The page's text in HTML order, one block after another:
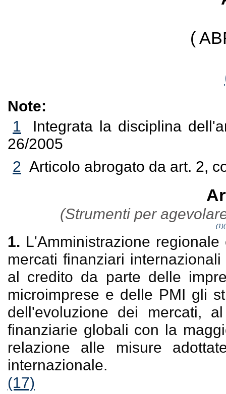
(
Note:
1
Integrata la disciplina
26/2005
2 Articolo abrogato da art. 2,
(Strumenti per
(1)
1. L'Amministrazione
mercati finanziari
al credito da parte delle
microimprese e delle PMI gli
dell'evoluzione dei mercati,
finanziarie globali con la
relazione alle misure
internazionale.
(17)